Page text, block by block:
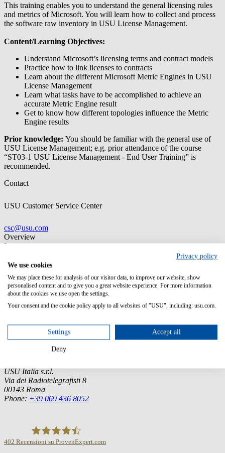
This training enables you to understand the general licensing rules
and metrics of Microsoft. You will learn how to collect and process
the software raw inventory in USU License Management.
Content/Learning Objectives:
Understand Microsoft’s licensing terms and contract models
Practice how to link licenses to contracts
Learn about the different Microsoft Metric Engines in USU
License Management
Learn what tasks have to be accomplished to achieve an
accurate Metric Engine result
Get to know how different topologies influence the Metric
Engine results
Prior knowledge: You should be familiar with the general use of
USU License Management; e.g. prior attendance of the course
“ST03-1 USU License Management - End User Training” is
recommended.
Contact
USU Customer Service Center
csc@usu.com
Overview
Language
Germany (Headquarter)
Spitalhof
71696 Möglingen
+49 7141 4867-0
USU Italia s.r.l.
Via dei Radiotelegrafisti 8
00143 Roma
Phone: +39 069 436 8052
402 Recensioni su ProvenExpert.com
Privacy policy
We use cookies
We may place these for analysis of our visitor data, to improve our website, show
personalised content and to give you a great website experience. For more information
about the cookies we use open the settings.
Your consent and the cookie policy apply to all websites of "USU", including: usu.com.
Settings Accept all
Deny